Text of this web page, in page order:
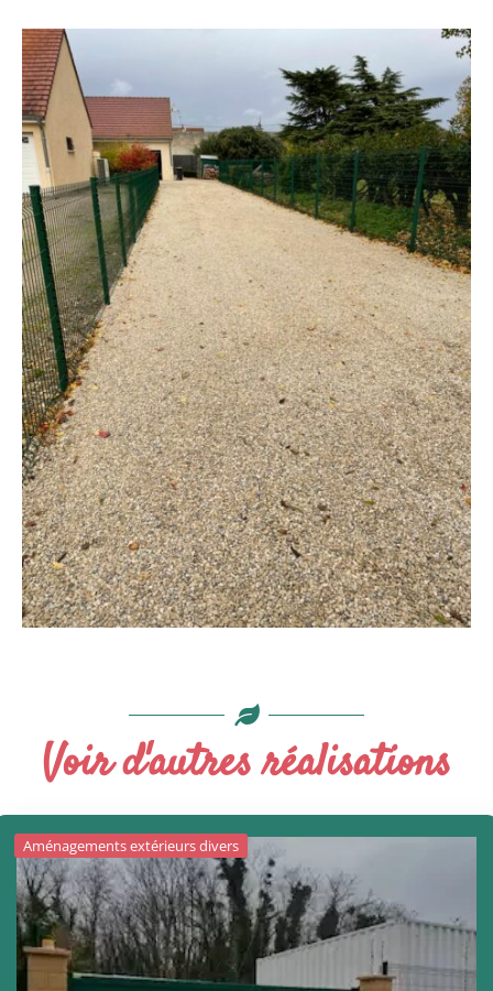
Voir d'autres réalisations
Aménagements extérieurs divers